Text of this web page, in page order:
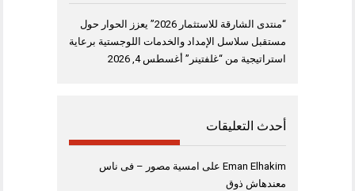
“منتدى الشارقة للاستثمار 2026” يعزز الحوار حول
مستقبل سلاسل الإمداد والخدمات اللوجستية برعاية
استراتيجية من “غلفتينر” أغسطس 4, 2026
أحدث التعليقات
Eman Elhakim على امسية مصور – فى ناس
معندهاش ذوق